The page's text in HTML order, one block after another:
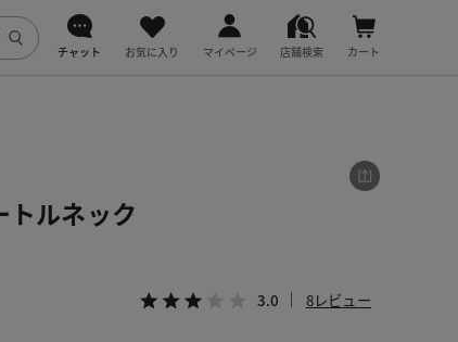
チャット お気に入り マイページ 店舗検索 カート
トルネック
3.0 8レビュー